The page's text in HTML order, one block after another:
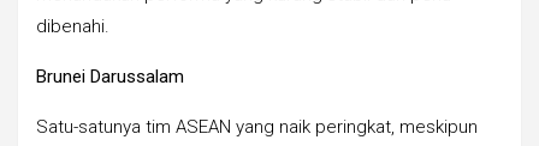
dibenahi.
Brunei Darussalam
Satu-satunya tim ASEAN yang naik peringkat, meskipun